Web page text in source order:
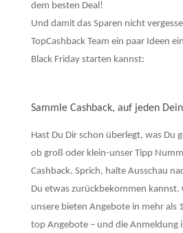
dem besten Deal!
Und damit das Sparen nicht
TopCashback Team ein paar Ideen
Black Friday starten kannst:
Sammle Cashback, auf jeden
Hast Du Dir schon überlegt, was Du
ob groß oder klein-unser Tipp
Cashback. Sprich, halte Ausschau
Du etwas zurückbekommen kannst.
unsere bieten Angebote in mehr als
top Angebote – und die Anmeldung